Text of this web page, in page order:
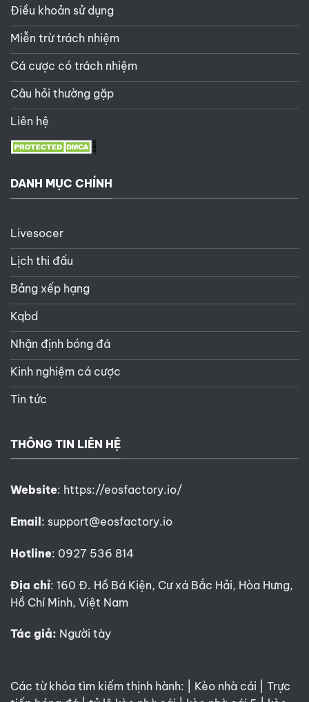
Điều khoản sử dụng
Miễn trừ trách nhiệm
Cá cược có trách nhiệm
Câu hỏi thường gặp
Liên hệ
DANH MỤC CHÍNH
Livesocer
Lịch thi đấu
Bảng xếp hạng
Kqbd
Nhận định bóng đá
Kinh nghiệm cá cược
Tin tức
THÔNG TIN LIÊN HỆ
Website: https://eosfactory.io/
Email : support@eosfactory.io
Hotline: 0927 536 814
Địa chỉ: 160 Đ. Hồ Bá Kiện, Cư xá Bắc Hải, Hòa Hưng,
Hồ Chí Minh, Việt Nam
Tác giả: Người tày
Các từ khóa tìm kiếm thịnh hành: | Kèo nhà cái | Trực